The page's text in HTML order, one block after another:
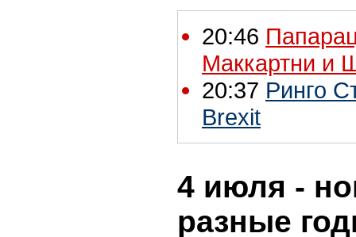
20:46
Маккартни и
20:37 Ринго
Brexit
4 июля -
разные